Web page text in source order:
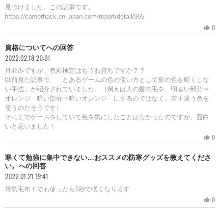
見つけました。この記事です。
https://careerhack.en-japan.com/report/detail/965
thumb_up 0
資格についてへの回答
2022.02.18 20:01
月並みですが、色彩検定はもうお持ちですか？？
以前見た記事で、「とあるゲームの色の使い方として影の色を暗くしな
い手法」が紹介されていました。（例えば人の髪の毛を、明るい部分⇒
オレンジ 暗い部分⇒暗いオレンジ にするのではなく、若干違う色を
使うのだそうです）
それまでゲームをしていて色を気にしたことはなかったのですが、面白
いと思いました！
thumb_up 0
寒くて勉強に集中できない…おススメの防寒グッズを教えてくださ
い。への回答
2022.01.21 19:41
電気毛布！でも使ったら3秒で眠くなります
thumb_up 0